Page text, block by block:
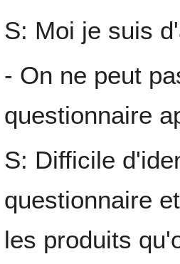
S: Moi je suis
- On ne peut
questionnaire
S: Difficile
questionnaire
les produits